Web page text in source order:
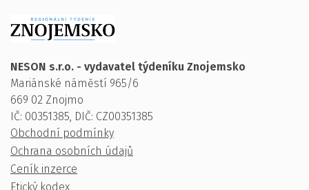
NESON s.r.o. - vydavatel týdeníku Znojemsko
Mariánské náměstí 965/6
669 02 Znojmo
IČ: 00351385, DIČ: CZ00351385
Obchodní podmínky
Ochrana osobních údajů
Ceník inzerce
Etický kodex